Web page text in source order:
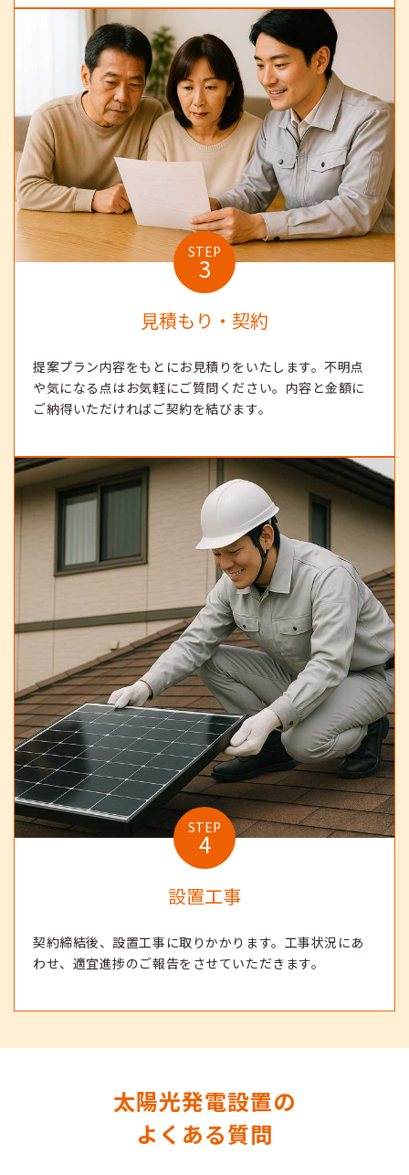
STEP
3
見積もり・契約
提案プラン内容をもとにお見積りをいたします。不明点
や気になる点はお気軽にご質問ください。内容と金額に
ご納得いただければご契約を結びます。
STEP
4
設置工事
契約締結後、設置工事に取りかかります。工事状況にあ
わせ、適宜進捗のご報告をさせていただきます。
太陽光発電設置の
よくある質問
お問い合わせ
メールで無料相談